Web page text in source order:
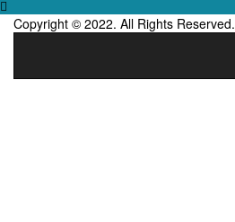
Copyright © 2022. All Rights Reserved.